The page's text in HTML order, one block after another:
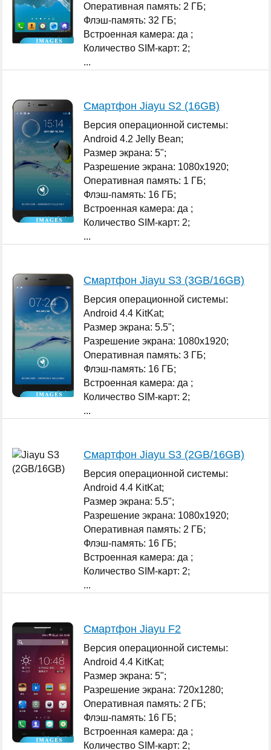
Оперативная память: 2 ГБ;
Флэш-память: 32 ГБ;
Встроенная камера: да ;
Количество SIM-карт: 2;
...
Смартфон Jiayu S2 (16GB)
Версия операционной системы:
Android 4.2 Jelly Bean;
Размер экрана: 5";
Разрешение экрана: 1080x1920;
Оперативная память: 1 ГБ;
Флэш-память: 16 ГБ;
Встроенная камера: да ;
Количество SIM-карт: 2;
...
Смартфон Jiayu S3 (3GB/16GB)
Версия операционной системы:
Android 4.4 KitKat;
Размер экрана: 5.5";
Разрешение экрана: 1080x1920;
Оперативная память: 3 ГБ;
Флэш-память: 16 ГБ;
Встроенная камера: да ;
Количество SIM-карт: 2;
...
Смартфон Jiayu S3 (2GB/16GB)
Версия операционной системы:
Android 4.4 KitKat;
Размер экрана: 5.5";
Разрешение экрана: 1080x1920;
Оперативная память: 2 ГБ;
Флэш-память: 16 ГБ;
Встроенная камера: да ;
Количество SIM-карт: 2;
...
Смартфон Jiayu F2
Версия операционной системы:
Android 4.4 KitKat;
Размер экрана: 5";
Разрешение экрана: 720x1280;
Оперативная память: 2 ГБ;
Флэш-память: 16 ГБ;
Встроенная камера: да ;
Количество SIM-карт: 2;